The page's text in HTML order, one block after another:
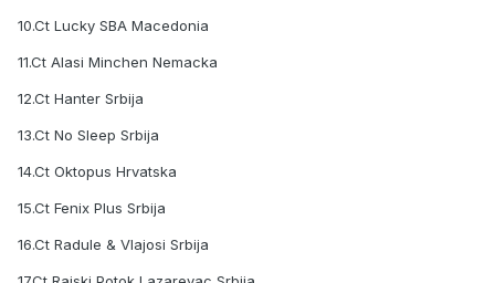
10.Ct Lucky SBA Macedonia
11.Ct Alasi Minchen Nemacka
12.Ct Hanter Srbija
13.Ct No Sleep Srbija
14.Ct Oktopus Hrvatska
15.Ct Fenix Plus Srbija
16.Ct Radule & Vlajosi Srbija